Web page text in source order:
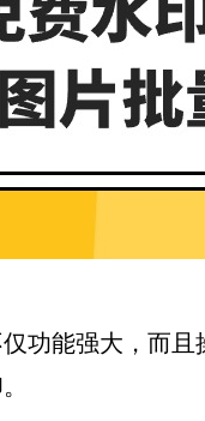
功能强大，而